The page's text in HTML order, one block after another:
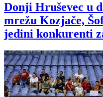
Donji Hruševec u
mrežu Kozjače,
jedini konkurenti